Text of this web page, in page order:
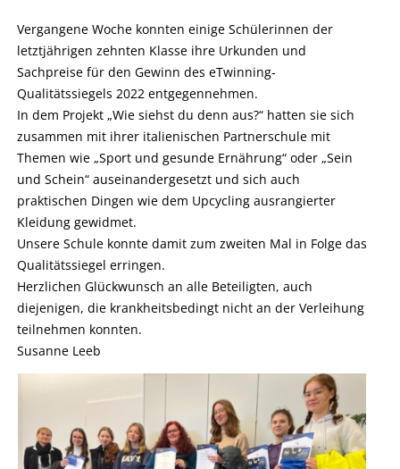
Vergangene Woche konnten einige Schülerinnen der
letztjährigen zehnten Klasse ihre Urkunden und
Sachpreise für den Gewinn des eTwinning-
Qualitätssiegels 2022 entgegennehmen.
In dem Projekt „Wie siehst du denn aus?“ hatten sie sich
zusammen mit ihrer italienischen Partnerschule mit
Themen wie „Sport und gesunde Ernährung“ oder „Sein
und Schein“ auseinandergesetzt und sich auch
praktischen Dingen wie dem Upcycling ausrangierter
Kleidung gewidmet.
Unsere Schule konnte damit zum zweiten Mal in Folge das
Qualitätssiegel erringen.
Herzlichen Glückwunsch an alle Beteiligten, auch
diejenigen, die krankheitsbedingt nicht an der Verleihung
teilnehmen konnten.
Susanne Leeb